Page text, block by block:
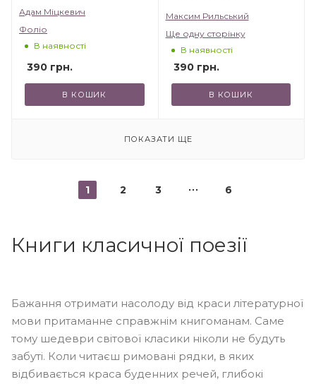
Адам Міцкевич
Фоліо
В наявності
390 грн.
В КОШИК
Максим Рильський
Ще одну сторінку
В наявності
390грн.
В КОШИК
ПОКАЗАТИ ЩЕ
1 2 3 6
Книги класичної поезії
Бажання отримати насолоду від краси літературної
мови притаманне справжнім книгоманам. Саме
тому шедеври світової класики ніколи не будуть
забуті. Коли читаєш римовані рядки, в яких
відбивається краса буденних речей, глибокі